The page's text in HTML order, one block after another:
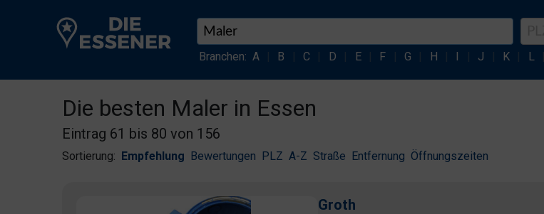
Branchen: A B C D E F G H I J K L
Die besten Maler in Essen
Eintrag 61 bis 80 von 156
Sortierung: Empfehlung Bewertungen PLZ A-Z Straße Entfernung Öffnungszeiten
Groth